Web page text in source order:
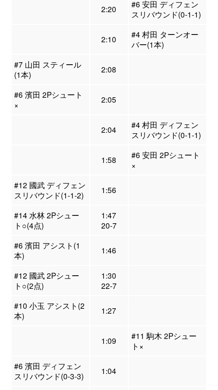
2:20
#6 安田 ディフェン
スリバウンド(0-1-1)
2:10
#4 村田 ターンオー
バー(1本)
#7 山田 スティール
(1本)
2:08
#6 濱田 2Pシュート
×
2:05
2:04
#4 村田 ディフェン
スリバウンド(0-1-1)
1:58
#6 安田 2Pシュート
×
#12 國武 ディフェン
スリバウンド(1-1-2)
1:56
#14 水林 2Pシュー
ト○(4点)
1:47
20-7
#6 濱田 アシスト(1
本)
1:46
#12 國武 2Pシュー
ト○(2点)
1:30
22-7
#10 小玉 アシスト(2
本)
1:27
1:09
#11 駒木 2Pシュー
ト×
#6 濱田 ディフェン
スリバウンド(0-3-3)
1:04